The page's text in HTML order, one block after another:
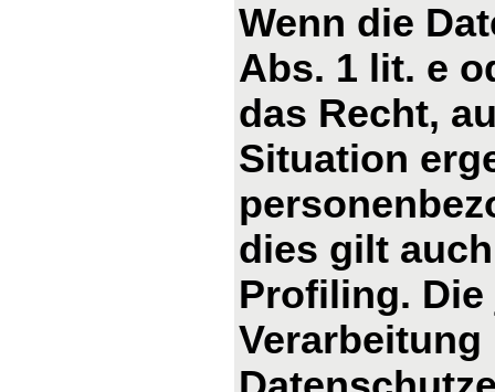
Wenn die
Abs. 1 lit. e
das Recht,
Situation
dies gilt
Profiling.